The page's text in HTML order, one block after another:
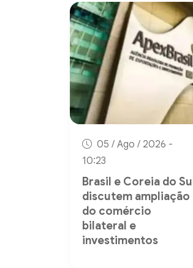
05 / Ago / 2026 -
10:23
Brasil e Coreia do
discutem ampliação
do comércio
bilateral e
investimentos